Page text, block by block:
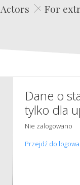
Actors For
Dane o
tylko dla
Nie zalogowano
Przejdź do